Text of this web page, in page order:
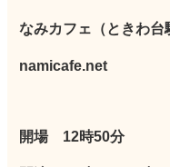
なみカフェ（ときわ台
namicafe.net
開場 12時50分